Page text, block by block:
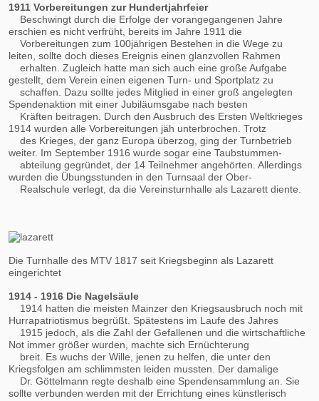
1911 Vorbereitungen zur Hundertjahrfeier
Beschwingt durch die Erfolge der vorangegangenen Jahre
erschien es nicht verfrüht, bereits im Jahre 1911 die
Vorbereitungen zum 100jährigen Bestehen in die Wege zu
leiten, sollte doch dieses Ereignis einen glanzvollen Rahmen
erhalten. Zugleich hatte man sich auch eine große Aufgabe
gestellt, dem Verein einen eigenen Turn- und Sportplatz zu
schaffen. Dazu sollte jedes Mitglied in einer groß angelegten
Spendenaktion mit einer Jubiläumsgabe nach besten
Kräften beitragen. Durch den Ausbruch des Ersten Weltkrieges
1914 wurden alle Vorbereitungen jäh unterbrochen. Trotz
des Krieges, der ganz Europa überzog, ging der Turnbetrieb
weiter. Im September 1916 wurde sogar eine Taubstummen-
abteilung gegründet, der 14 Teilnehmer angehörten. Allerdings
wurden die Übungsstunden in den Turnsaal der Ober-
Realschule verlegt, da die Vereinsturnhalle als Lazarett diente.
Die Turnhalle des MTV 1817 seit Kriegsbeginn als Lazarett
eingerichtet
1914 - 1916 Die Nagelsäule
1914 hatten die meisten Mainzer den Kriegsausbruch noch mit
Hurrapatriotismus begrüßt. Spätestens im Laufe des Jahres
1915 jedoch, als die Zahl der Gefallenen und die wirtschaftliche
Not immer größer wurden, machte sich Ernüchterung
breit. Es wuchs der Wille, jenen zu helfen, die unter den
Kriegsfolgen am schlimmsten leiden mussten. Der damalige
Dr. Göttelmann regte deshalb eine Spendensammlung an. Sie
sollte verbunden werden mit der Errichtung eines künstlerisch